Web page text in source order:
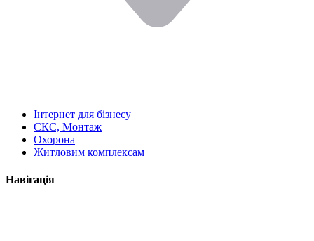
Інтернет для бізнесу
СКС, Монтаж
Охорона
Житловим комплексам
Навігація